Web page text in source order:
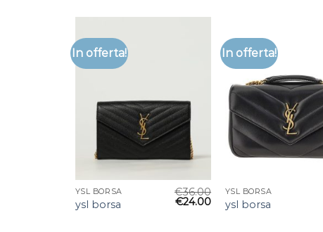
In offerta!
YSL BORSA
ysl borsa
€36.00
€24.00
In offerta!
YSL BORSA
ysl borsa